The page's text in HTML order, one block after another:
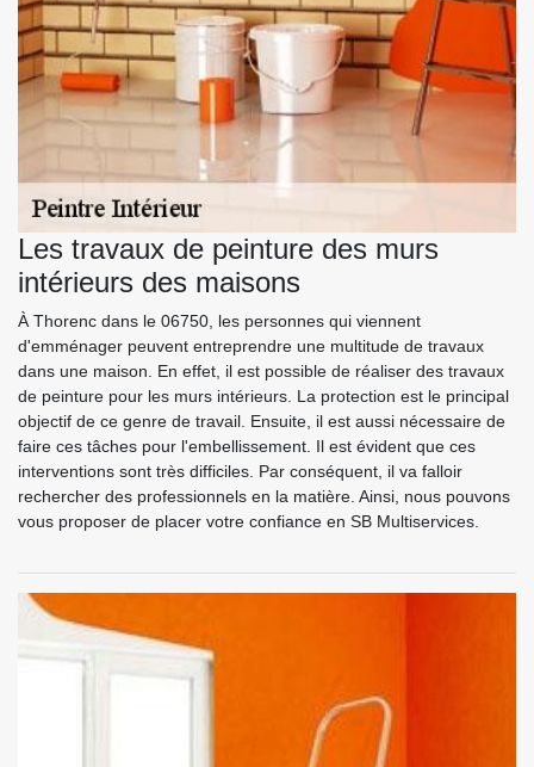
Les travaux de peinture des murs
intérieurs des maisons
À Thorenc dans le 06750, les personnes qui viennent
d'emménager peuvent entreprendre une multitude de travaux
dans une maison. En effet, il est possible de réaliser des travaux
de peinture pour les murs intérieurs. La protection est le principal
objectif de ce genre de travail. Ensuite, il est aussi nécessaire de
faire ces tâches pour l'embellissement. Il est évident que ces
interventions sont très difficiles. Par conséquent, il va falloir
rechercher des professionnels en la matière. Ainsi, nous pouvons
vous proposer de placer votre confiance en SB Multiservices.